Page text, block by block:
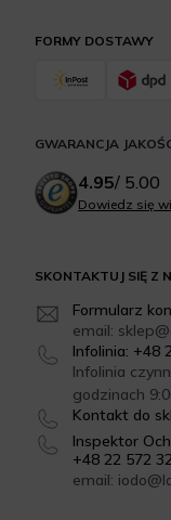
SKONTAKTUJ SIĘ Z
Formularz
email:
Infolinia: +48
Infolinia
godzinach
Kontakt do
Inspektor
+48 22 572
email:
FORMY DOSTAWY
GWARANCJA
4.95/ 5.00
Dowiedz się